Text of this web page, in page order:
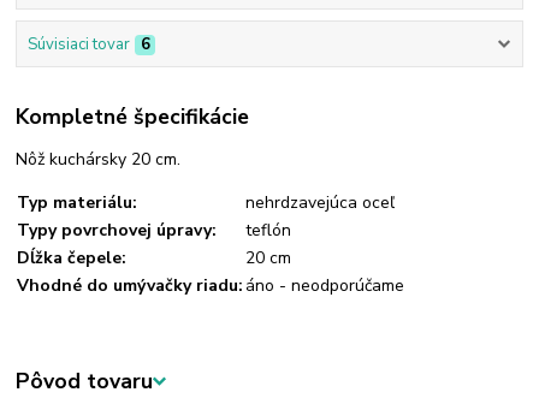
Súvisiaci tovar 6
Kompletné špecifikácie
Nôž kuchársky 20 cm.
Typ materiálu:
nehrdzavejúca oceľ
Typy povrchovej úpravy:
teflón
Dĺžka čepele:
20 cm
Vhodné do umývačky riadu: áno - neodporúčame
Pôvod tovaru